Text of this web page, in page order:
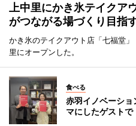
上中里にかき氷テイク
がつながる場づくり目指
かき氷のテイクアウト店「七福堂
里にオープンした。
食べる
赤羽イノベーシ
マにしたゲストで